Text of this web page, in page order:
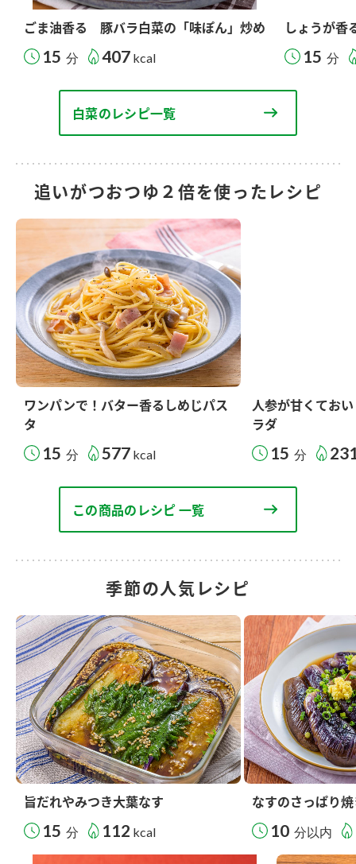
ごま油香る 豚バラ白菜の「味ぽん」炒め
15 分 407 kcal
しょうが
15 分
白菜のレシピ一覧
追いがつおつゆ２倍を使ったレシピ
ワンパンで！バター香るしめじパス
タ
15 分 577 kcal
人参が甘くてお
ラダ
15 分
この商品のレシピ 一覧
季節の人気レシピ
旨だれやみつき大葉なす
15 分 112 kcal
なすのさっぱり
10 分以内